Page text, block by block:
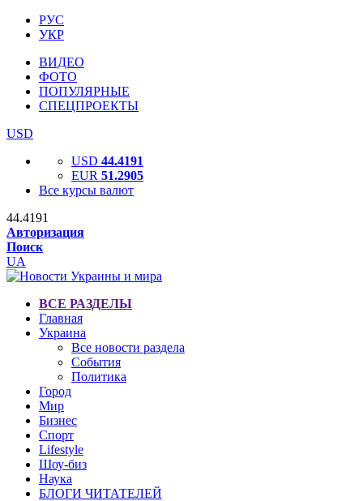
РУС
УКР
ВИДЕО
ФОТО
ПОПУЛЯРНЫЕ
СПЕЦПРОЕКТЫ
USD
USD 44.4191
EUR 51.2905
Все курсы валют
44.4191
Авторизация
Поиск
UA
ВСЕ РАЗДЕЛЫ
Главная
Украина
Все новости раздела
События
Политика
Город
Мир
Бизнес
Спорт
Lifestyle
Шоу-биз
Наука
БЛОГИ ЧИТАТЕЛЕЙ